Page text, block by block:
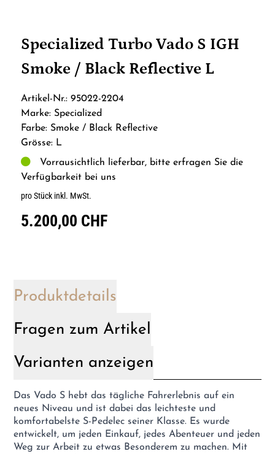
Specialized Turbo Vado S IGH
Smoke / Black Reflective L
Artikel-Nr.: 95022-2204
Marke: Specialized
Farbe: Smoke / Black Reflective
Grösse: L
Vorrausichtlich lieferbar, bitte erfragen Sie die
Verfügbarkeit bei uns
pro Stück inkl. MwSt.
5.200,00 CHF
Produktdetails
Fragen zum Artikel
Varianten anzeigen
Das Vado S hebt das tägliche Fahrerlebnis auf ein
neues Niveau und ist dabei das leichteste und
komfortabelste S-Pedelec seiner Klasse. Es wurde
entwickelt, um jeden Einkauf, jedes Abenteuer und jeden
Weg zur Arbeit zu etwas Besonderem zu machen. Mit